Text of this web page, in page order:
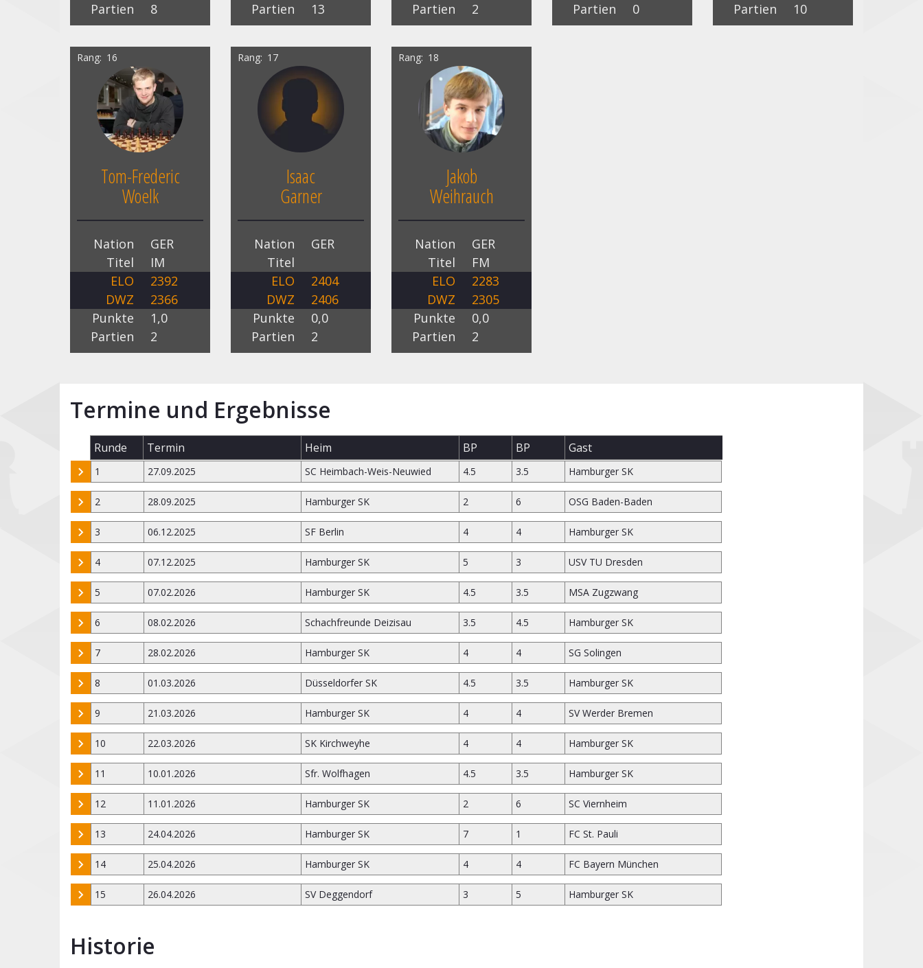
Partien
8
Partien
13
Partien
2
Partien
0
Partien
10
Rang 16
Tom-Frederic
Woelk
Nation
GER
Titel
IM
ELO
2392
DWZ
2366
Punkte
1,0
Partien
2
Rang 17
Isaac
Garner
Nation
GER
Titel
ELO
2404
DWZ
2406
Punkte
0,0
Partien
2
Rang 18
Jakob
Weihrauch
Nation
GER
Titel
FM
ELO
2283
DWZ
2305
Punkte
0,0
Partien
2
Termine und Ergebnisse
Runde Termin Heim BP BP Gast
1 27.09.2025 SC Heimbach-Weis-Neuwied 4.5 3.5 Hamburger SK
2 28.09.2025 Hamburger SK 2 6 OSG Baden-Baden
3 06.12.2025 SF Berlin 4 4 Hamburger SK
4 07.12.2025 Hamburger SK 5 3 USV TU Dresden
5 07.02.2026 Hamburger SK 4.5 3.5 MSA Zugzwang
6 08.02.2026 Schachfreunde Deizisau 3.5 4.5 Hamburger SK
7 28.02.2026 Hamburger SK 4 4 SG Solingen
8 01.03.2026 Düsseldorfer SK 4.5 3.5 Hamburger SK
9 21.03.2026 Hamburger SK 4 4 SV Werder Bremen
10 22.03.2026 SK Kirchweyhe 4 4 Hamburger SK
11 10.01.2026 Sfr. Wolfhagen 4.5 3.5 Hamburger SK
12 11.01.2026 Hamburger SK 2 6 SC Viernheim
13 24.04.2026 Hamburger SK 7 1 FC St. Pauli
14 25.04.2026 Hamburger SK 4 4 FC Bayern München
15 26.04.2026 SV Deggendorf 3 5 Hamburger SK
Historie